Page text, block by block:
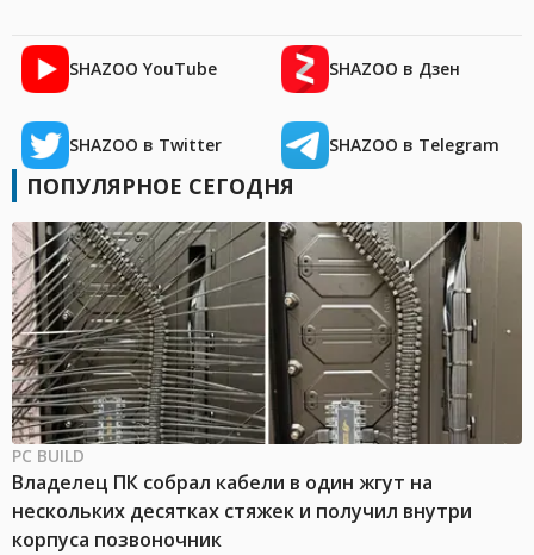
SHAZOO YouTube SHAZOO в Дзен
SHAZOO в Twitter SHAZOO в Telegram
ПОПУЛЯРНОЕ СЕГОДНЯ
PC BUILD
Владелец ПК собрал кабели в один жгут на
нескольких десятках стяжек и получил внутри
корпуса позвоночник